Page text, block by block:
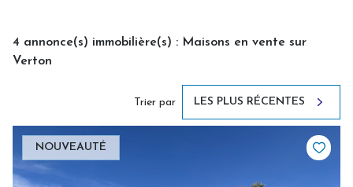
4 annonce(s) immobilière(s) : Maisons en vente sur
Verton
Trier par LES PLUS RÉCENTES
NOUVEAUTÉ